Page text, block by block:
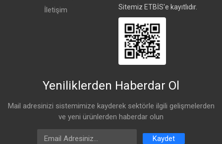
İletişim
Sitemiz ETBİS'e kayıtlıdır.
Yeniliklerden Haberdar Ol
Mail adresinizi sistemimize kayderek sektörle ilgili gelişmelerden
ve yeni ürünlerden haberdar olun
Email Address
Kaydet